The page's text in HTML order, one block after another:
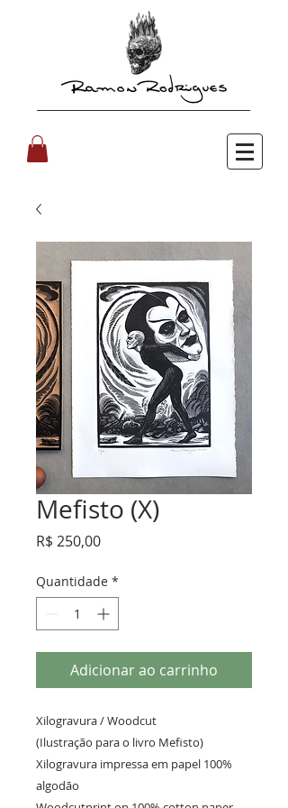
Mefisto (X)
R$ 250,00Preço
Quantidade *
Adicionar ao carrinho
Xilogravura / Woodcut
(Ilustração para o livro Mefisto)
Xilogravura impressa em papel 100%
algodão